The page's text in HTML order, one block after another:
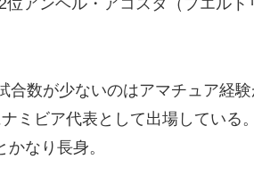
アンヘル・アコスタ（プエルト
数が少ないのはアマチュア経験
ミビア代表として出場している
なり長身。